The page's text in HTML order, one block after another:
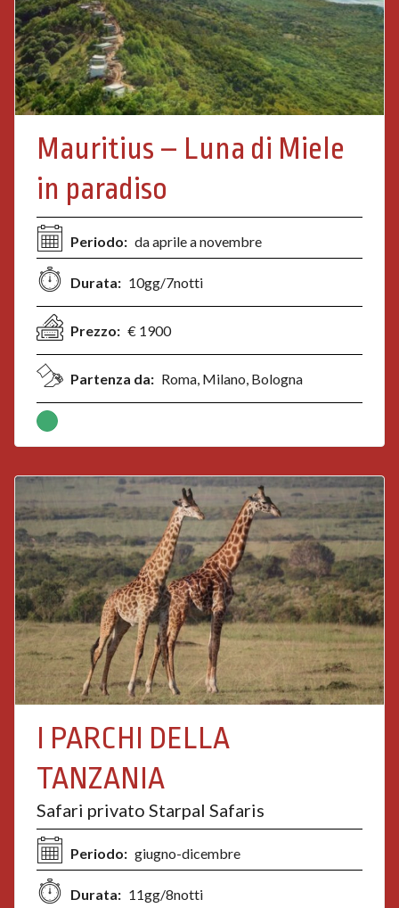
Mauritius – Luna di Miele
in paradiso
Periodo: da aprile a novembre
Durata: 10gg/7notti
Prezzo: € 1900
Partenza da: Roma, Milano, Bologna
I PARCHI DELLA
TANZANIA
Safari privato Starpal Safaris
Periodo: giugno-dicembre
Durata: 11gg/8notti